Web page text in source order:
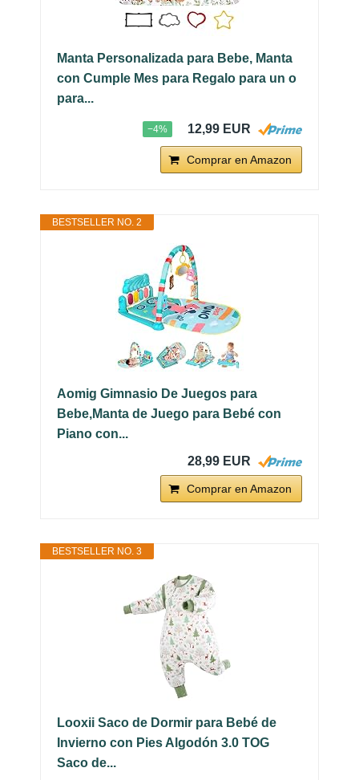
Manta Personalizada para Bebe, Manta
con Cumple Mes para Regalo para un o
para...
−4% 12,99 EUR
Comprar en Amazon
BESTSELLER NO. 2
Aomig Gimnasio De Juegos para
Bebe,Manta de Juego para Bebé con
Piano con...
28,99 EUR
Comprar en Amazon
BESTSELLER NO. 3
Looxii Saco de Dormir para Bebé de
Invierno con Pies Algodón 3.0 TOG
Saco de...